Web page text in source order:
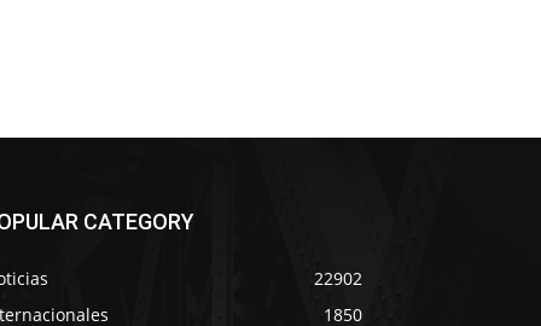
CATEGORY
22902
1850